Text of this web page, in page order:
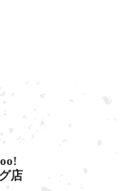
店